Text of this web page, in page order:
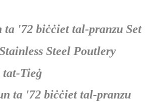
ta '72 biċċiet tal-pranzu Set
Steel Poutlery
Tieġ